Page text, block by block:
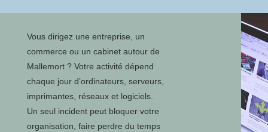
Vous dirigez une entreprise, un
commerce ou un cabinet autour de
Mallemort ? Votre activité dépend
chaque jour d’ordinateurs, serveurs,
imprimantes, réseaux et logiciels.
Un seul incident peut bloquer votre
organisation, faire perdre du temps